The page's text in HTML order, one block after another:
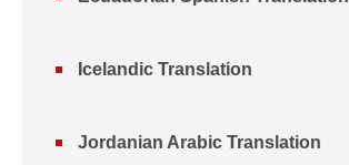
Icelandic Translation
Jordanian Arabic Translation